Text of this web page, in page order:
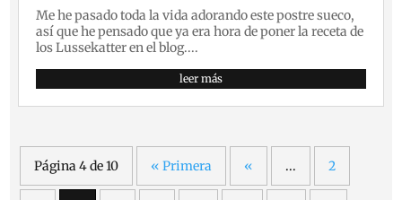
Me he pasado toda la vida adorando este postre sueco,
así que he pensado que ya era hora de poner la receta de
los Lussekatter en el blog....
leer más
Página 4 de 10 « Primera « ... 2